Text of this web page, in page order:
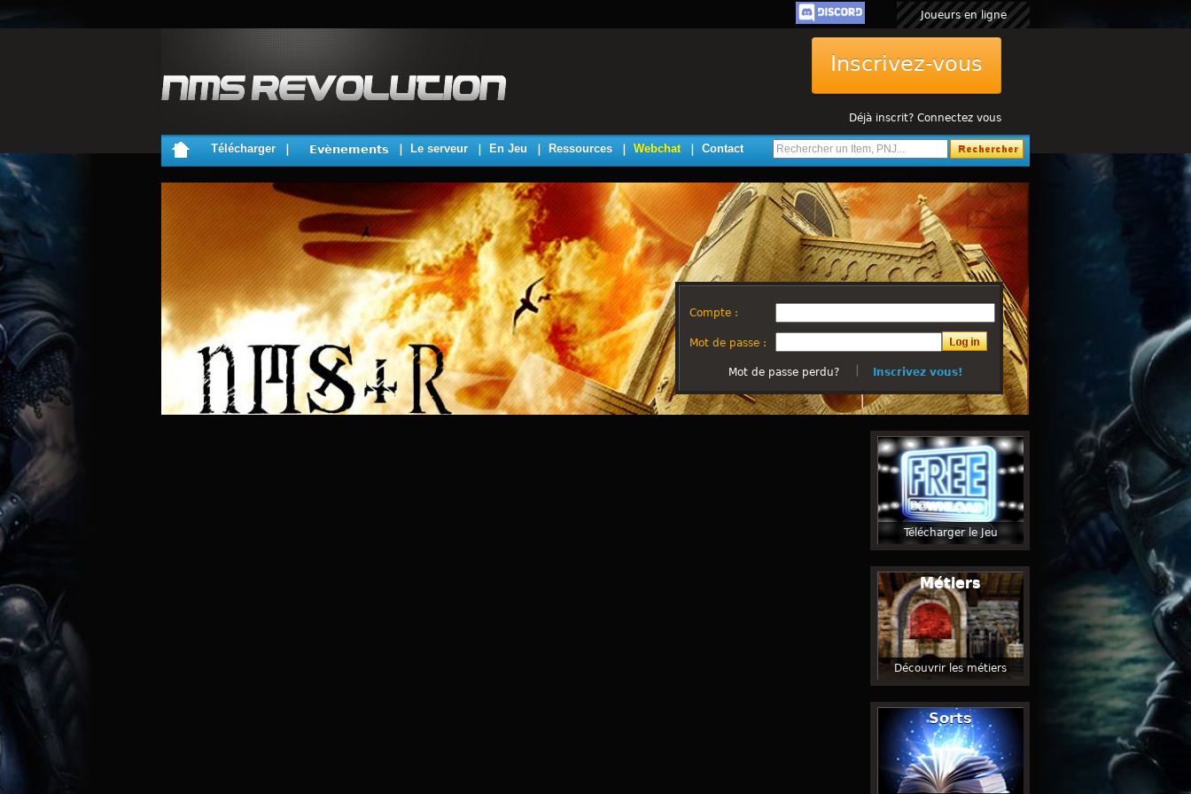
Joueurs en ligne
Inscrivez-vous
Déjà inscrit? Connectez vous
Télécharger Evènements Le serveur En Jeu Ressources Webchat Contact
Compte :
Mot de passe :
Mot de passe perdu? Inscrivez vous!
Télécharger le Jeu
Métiers
Découvrir les métiers
Sorts